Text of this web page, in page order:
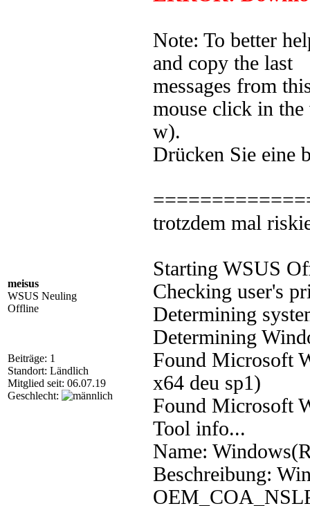
meisus
WSUS Neuling
Offline
Beiträge: 1
Standort: Ländlich
Mitglied seit: 06.07.19
Geschlecht:
Note: To better
and copy the last
messages from
mouse click in
w).
Drücken Sie eine
trotzdem mal
Starting WSUS
Checking user's
Determining
Determining
Found Microsoft
x64 deu sp1)
Found Microsoft
Tool info...
Name:
Beschreibung: